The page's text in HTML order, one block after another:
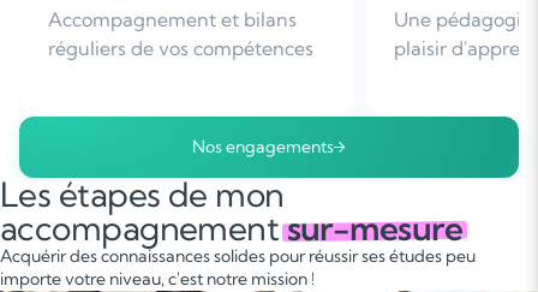
Une pédagogie basée sur le
plaisir d'apprendre
Plus de 96% de
nous
Nos engagements
Les étapes de mon
accompagnementsur-mesure
Acquérir des connaissances solides pour réussir ses études peu
importe votre niveau, c'est notre mission !